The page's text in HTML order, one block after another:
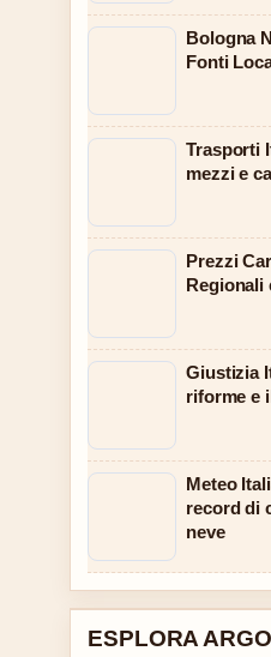
Bologna
Fonti
Trasporti
mezzi e
Prezzi
Regionali
Giustizia
riforme e
Meteo
record di
neve
ESPLORA